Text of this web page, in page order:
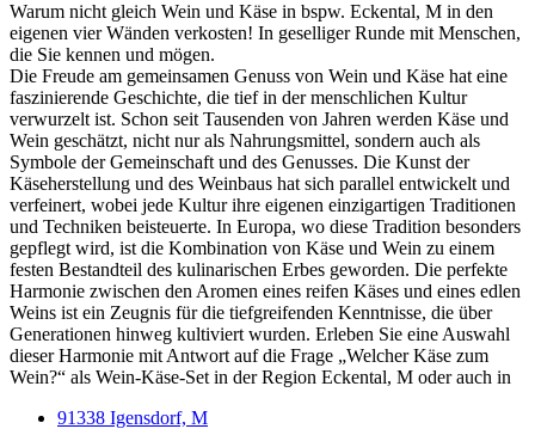
Warum nicht gleich Wein und Käse in bspw. Eckental, M in den
eigenen vier Wänden verkosten! In geselliger Runde mit Menschen,
die Sie kennen und mögen.
Die Freude am gemeinsamen Genuss von Wein und Käse hat eine
faszinierende Geschichte, die tief in der menschlichen Kultur
verwurzelt ist. Schon seit Tausenden von Jahren werden Käse und
Wein geschätzt, nicht nur als Nahrungsmittel, sondern auch als
Symbole der Gemeinschaft und des Genusses. Die Kunst der
Käseherstellung und des Weinbaus hat sich parallel entwickelt und
verfeinert, wobei jede Kultur ihre eigenen einzigartigen Traditionen
und Techniken beisteuerte. In Europa, wo diese Tradition besonders
gepflegt wird, ist die Kombination von Käse und Wein zu einem
festen Bestandteil des kulinarischen Erbes geworden. Die perfekte
Harmonie zwischen den Aromen eines reifen Käses und eines edlen
Weins ist ein Zeugnis für die tiefgreifenden Kenntnisse, die über
Generationen hinweg kultiviert wurden. Erleben Sie eine Auswahl
dieser Harmonie mit Antwort auf die Frage „Welcher Käse zum
Wein?“ als Wein-Käse-Set in der Region Eckental, M oder auch in
91338 Igensdorf, M